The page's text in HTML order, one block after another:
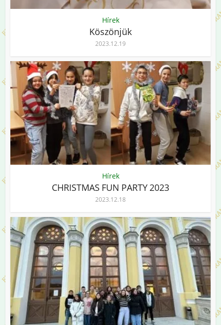
Hírek
Köszönjük
2023.12.19
Hírek
CHRISTMAS FUN PARTY 2023
2023.12.18